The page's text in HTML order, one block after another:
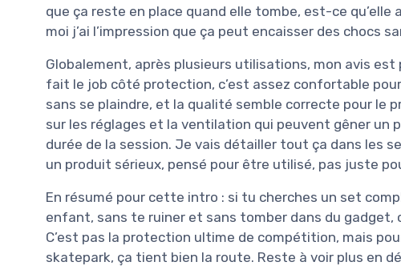
que ça reste en place quand elle tombe, est-ce
moi j’ai l’impression que ça peut encaisser des chocs
Globalement, après plusieurs utilisations, mon avis
fait le job côté protection, c’est assez confortable
sans se plaindre, et la qualité semble correcte pour le
sur les réglages et la ventilation qui peuvent gêner un
durée de la session. Je vais détailler tout ça dans les
un produit sérieux, pensé pour être utilisé, pas juste
En résumé pour cette intro : si tu cherches un set
enfant, sans te ruiner et sans tomber dans du gadget,
C’est pas la protection ultime de compétition, mais
skatepark, ça tient bien la route. Reste à voir plus en